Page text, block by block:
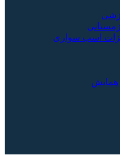
اسب سواری
همایش